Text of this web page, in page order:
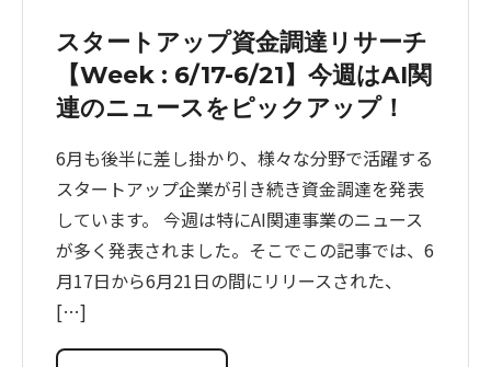
スタートアップ資金調達リサーチ
【Week : 6/17-6/21】今週はAI関
連のニュースをピックアップ！
6月も後半に差し掛かり、様々な分野で活躍する
スタートアップ企業が引き続き資金調達を発表
しています。 今週は特にAI関連事業のニュース
が多く発表されました。そこでこの記事では、6
月17日から6月21日の間にリリースされた、
[…]